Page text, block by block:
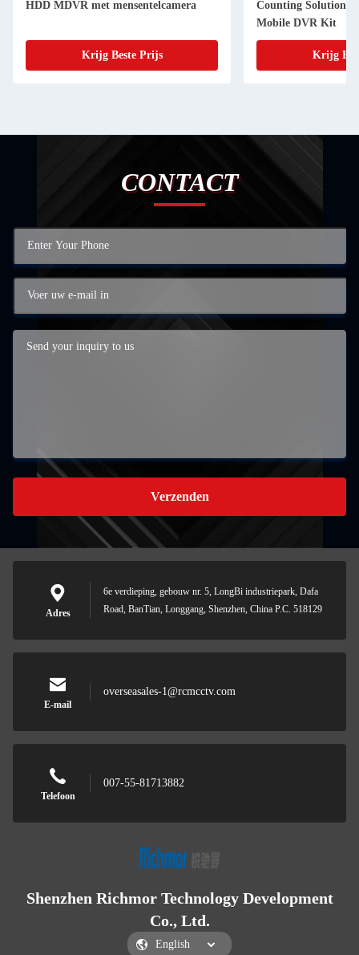
HDD MDVR met mensentelcamera
Krijg Beste Prijs
Counting Solution
Mobile DVR Kit
Krijg
CONTACT
Verzenden
Adres
6e verdieping, gebouw nr. 5, LongBi industriepark, Dafa
Road, BanTian, Longgang, Shenzhen, China P.C. 518129
E-mail
overseasales-1@rcmcctv.com
Telefoon
007-55-81713882
Shenzhen Richmor Technology Development
Co., Ltd.